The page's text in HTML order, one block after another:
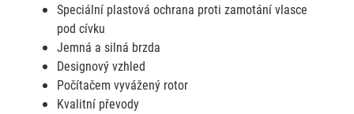
Speciální plastová ochrana proti zamotání vlasce
pod cívku
Jemná a silná brzda
Designový vzhled
Počítačem vyvážený rotor
Kvalitní převody